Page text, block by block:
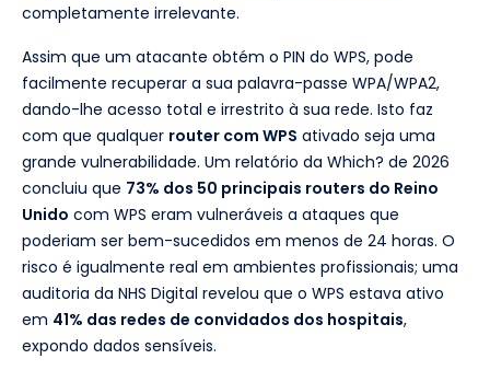
completamente irrelevante.
Assim que um atacante obtém o PIN do WPS, pode
facilmente recuperar a sua palavra-passe WPA/WPA2,
dando-lhe acesso total e irrestrito à sua rede. Isto faz
com que qualquer router com WPS ativado seja uma
grande vulnerabilidade. Um relatório da Which? de 2026
concluiu que 73% dos 50 principais routers do Reino
Unido com WPS eram vulneráveis a ataques que
poderiam ser bem-sucedidos em menos de 24 horas. O
risco é igualmente real em ambientes profissionais; uma
auditoria da NHS Digital revelou que o WPS estava ativo
em 41% das redes de convidados dos hospitais,
expondo dados sensíveis.